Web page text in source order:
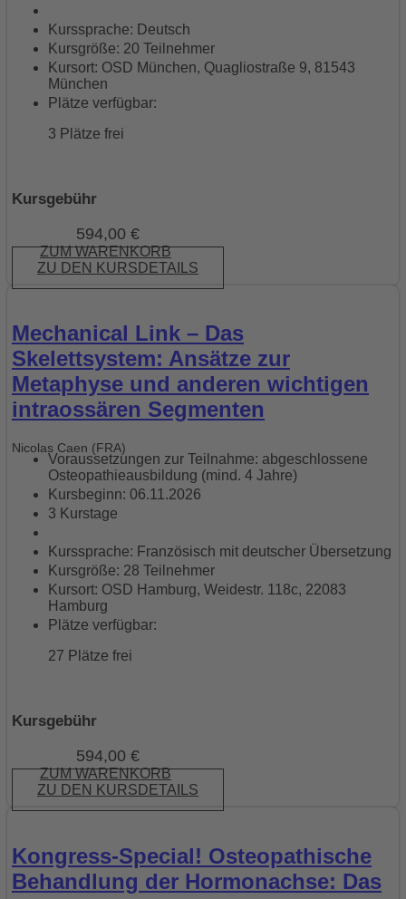
Kurssprache: Deutsch
Kursgröße: 20 Teilnehmer
Kursort: OSD München, Quagliostraße 9, 81543
München
Plätze verfügbar:
3 Plätze frei
Kursgebühr
594,00 €
ZUM WARENKORB
ZU DEN KURSDETAILS
Mechanical Link – Das
Skelettsystem: Ansätze zur
Metaphyse und anderen wichtigen
intraossären Segmenten
Nicolas Caen (FRA)
Voraussetzungen zur Teilnahme: abgeschlossene
Osteopathieausbildung (mind. 4 Jahre)
Kursbeginn: 06.11.2026
3 Kurstage
Kurssprache: Französisch mit deutscher Übersetzung
Kursgröße: 28 Teilnehmer
Kursort: OSD Hamburg, Weidestr. 118c, 22083
Hamburg
Plätze verfügbar:
27 Plätze frei
Kursgebühr
594,00 €
ZUM WARENKORB
ZU DEN KURSDETAILS
Kongress-Special! Osteopathische
Behandlung der Hormonachse: Das